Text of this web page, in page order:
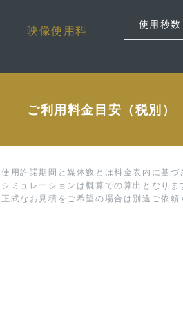
映像使用料
ご利用料金目安（税別）
使用許諾期間と媒体数とは料金表内に基づ
シミュレーションは概算での算出となりま
正式なお見積をご希望の場合は別途ご依頼